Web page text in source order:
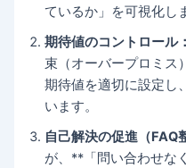
ているか」を可視化し
期待値のコントロール：
束（オーバープロミス
期待値を適切に設定し
います。
自己解決の促進（FAQ
が、**「問い合わせな